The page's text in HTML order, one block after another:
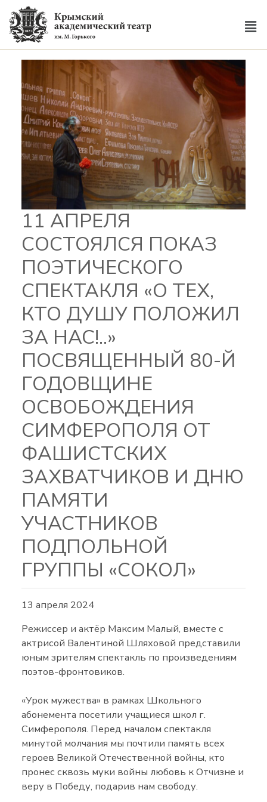
11 АПРЕЛЯ
СОСТОЯЛСЯ ПОКАЗ
ПОЭТИЧЕСКОГО
СПЕКТАКЛЯ «О ТЕХ,
КТО ДУШУ ПОЛОЖИЛ
ЗА НАС!..»
ПОСВЯЩЕННЫЙ 80-Й
ГОДОВЩИНЕ
ОСВОБОЖДЕНИЯ
СИМФЕРОПОЛЯ ОТ
ФАШИСТСКИХ
ЗАХВАТЧИКОВ И ДНЮ
ПАМЯТИ
УЧАСТНИКОВ
ПОДПОЛЬНОЙ
ГРУППЫ «СОКОЛ»
13 апреля 2024
Режиссер и актёр Максим Малый, вместе с
актрисой Валентиной Шляховой представили
юным зрителям спектакль по произведениям
поэтов-фронтовиков.
«Урок мужества» в рамках Школьного
абонемента посетили учащиеся школ г.
Симферополя. Перед началом спектакля
минутой молчания мы почтили память всех
героев Великой Отечественной войны, кто
пронес сквозь муки войны любовь к Отчизне и
веру в Победу, подарив нам свободу.